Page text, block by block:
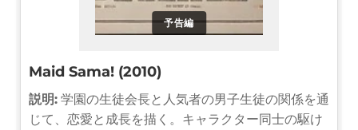
予告編
Maid Sama! (2010)
説明: 学園の生徒会長と人気者の男子生徒の関係を通
じて、恋愛と成長を描く。キャラクター同士の駆け